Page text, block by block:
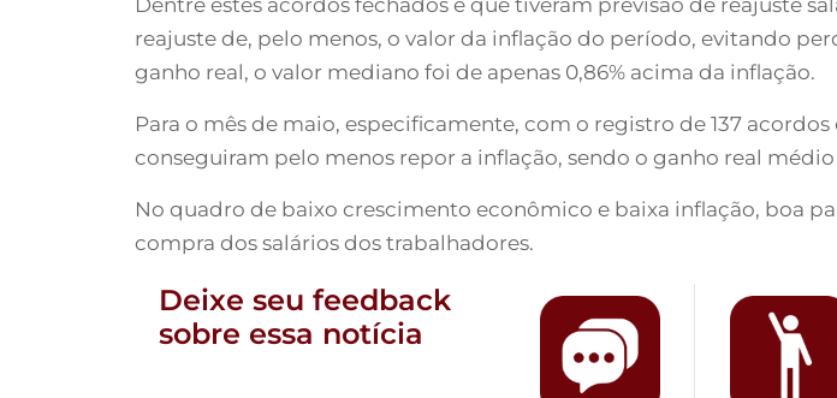
reajuste de, pelo menos, o valor da inflação do período, evitando
ganho real, o valor mediano foi de apenas 0,86% acima da inflação.
Para o mês de maio, especificamente, com o registro de 137
conseguiram pelo menos repor a inflação, sendo o ganho real médio
No quadro de baixo crescimento econômico e baixa inflação, boa
compra dos salários dos trabalhadores.
Deixe seu feedback
sobre essa notícia